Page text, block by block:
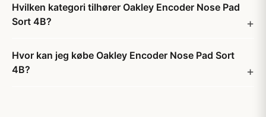
Hvilken kategori tilhører Oakley Encoder Nose Pad
Sort 4B?
Hvor kan jeg købe Oakley Encoder Nose Pad Sort
4B?